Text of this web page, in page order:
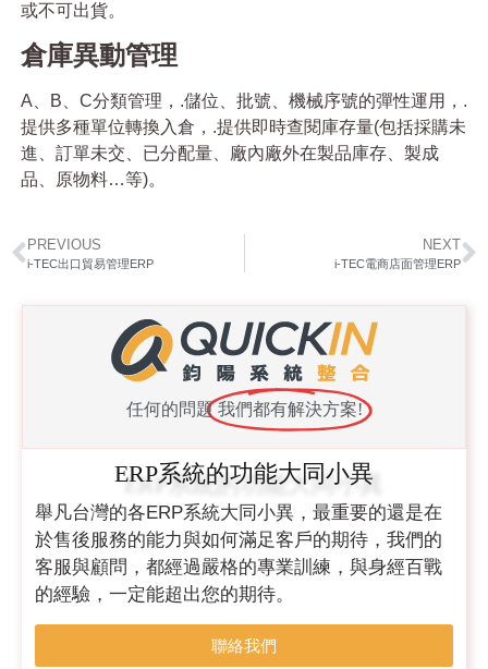
或不可出貨。
倉庫異動管理
A、B、C分類管理，.儲位、批號、機械序號的彈性運用，.
提供多種單位轉換入倉，.提供即時查閱庫存量(包括採購未
進、訂單未交、已分配量、廠內廠外在製品庫存、製成
品、原物料…等)。
PREVIOUS
i-TEC出口貿易管理ERP
NEXT
i-TEC電商店面管理ERP
任何的問題 我們都有解決方案!
ERP系統的功能大同小異
舉凡台灣的各ERP系統大同小異，最重要的還是在
於售後服務的能力與如何滿足客戶的期待，我們的
客服與顧問，都經過嚴格的專業訓練，與身經百戰
的經驗，一定能超出您的期待。
聯絡我們